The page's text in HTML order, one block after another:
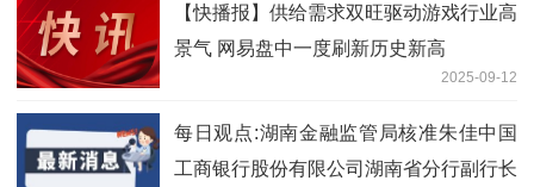
【快播报】供给需求双旺驱动游戏行业高
景气 网易盘中一度刷新历史新高
2025-09-12
每日观点:湖南金融监管局核准朱佳中国
工商银行股份有限公司湖南省分行副行长